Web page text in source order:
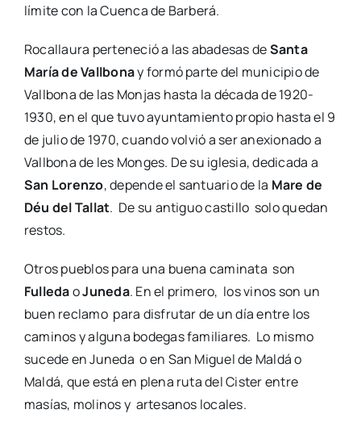
límite con la Cuenca de Barberá.
Rocallaura perteneció a las abadesas deSanta
María de Vallbonay formó parte del municipio de
Vallbona de las Monjas hasta la década de 1920-
1930, en el que tuvo ayuntamiento propio hasta el 9
de julio de 1970, cuando volvió a ser anexionado a
Vallbona de les Monges. De su iglesia, dedicada a
San Lorenzo, depende el santuario de la Mare de
Déu del Tallat. De su antiguo castillo solo quedan
restos.
Otros pueblos para una buena caminata son
FulledaoJuneda. En el primero, los vinos son un
buen reclamo para disfrutar de un día entre los
caminos y alguna bodegas familiares. Lo mismo
sucede en Juneda o en San Miguel de Maldá o
Maldá, que está en plena ruta del Cister entre
masías, molinos y artesanos locales.